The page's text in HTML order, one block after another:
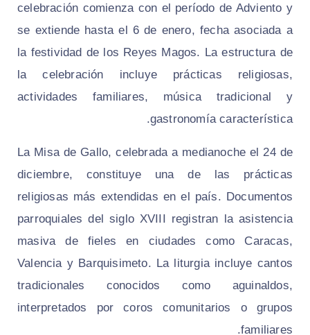
celebración comienza con el período de Adviento y
se extiende hasta el 6 de enero, fecha asociada a
la festividad de los Reyes Magos. La estructura de
la celebración incluye prácticas religiosas,
actividades familiares, música tradicional y
gastronomía característica.
La Misa de Gallo, celebrada a medianoche el 24 de
diciembre, constituye una de las prácticas
religiosas más extendidas en el país. Documentos
parroquiales del siglo XVIII registran la asistencia
masiva de fieles en ciudades como Caracas,
Valencia y Barquisimeto. La liturgia incluye cantos
tradicionales conocidos como aguinaldos,
interpretados por coros comunitarios o grupos
familiares.